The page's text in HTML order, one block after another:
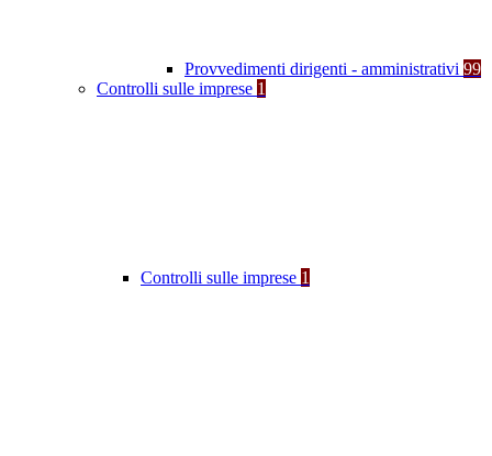
Provvedimenti dirigenti - amministrativi 99
Controlli sulle imprese 1
Controlli sulle imprese 1